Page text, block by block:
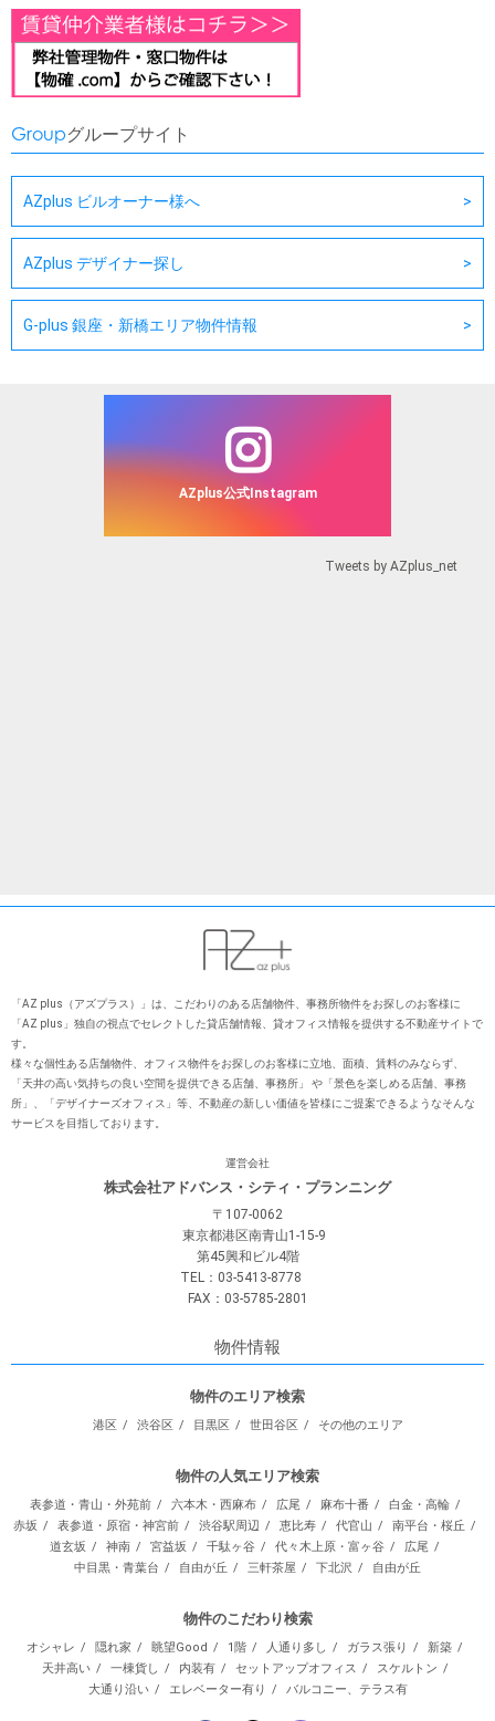
Groupグループサイト
AZplus ビルオーナー様へ
AZplus デザイナー探し
G-plus 銀座・新橋エリア物件情報
AZplus公式Instagram
Tweets by AZplus_net
「AZ plus（アズプラス）」は、こだわりのある店舗物件、事務所物件をお探しのお客様に
「AZ plus」独⾃の視点でセレクトした貸店舗情報、貸オフィス情報を提供する不動産サイトで
す。
様々な個性ある店舗物件、オフィス物件をお探しのお客様に⽴地、⾯積、賃料のみならず、
「天井の⾼い気持ちの良い空間を提供できる店舗、事務所」 や「景⾊を楽しめる店舗、事務
所」、「デザイナーズオフィス」等、不動産の新しい価値を皆様にご提案できるようなそんな
サービスを⽬指しております。
運営会社
株式会社アドバンス・シティ・プランニング
〒107-0062
東京都港区南青山1-15-9
第45興和ビル4階
TEL：03-5413-8778
FAX：03-5785-2801
物件情報
物件のエリア検索
港区 渋谷区 目黒区 世田谷区 その他のエリア
物件の人気エリア検索
表参道・青山・外苑前 六本木・西麻布 広尾 麻布十番
白金・高輪
赤坂
表参道・原宿・神宮前 渋谷駅周辺 恵比寿 代官山
南平台・桜丘
道玄坂
神南 宮益坂 千駄ヶ谷 代々木上原・富ヶ谷
広尾
中目黒・青葉台
自由が丘 三軒茶屋 下北沢 自由が丘
物件のこだわり検索
オシャレ 隠れ家 眺望Good 1階 人通り多し ガラス張り
新築
天井高い
一棟貨し 内装有 セットアップオフィス
スケルトン
大通り沿い
エレベーター有り バルコニー、テラス有